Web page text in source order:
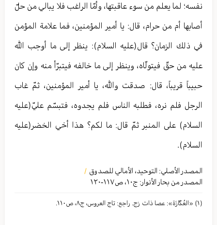
نفسه؛ لما يعلم من سوء عاقبتها، وأمّا الراغب فلا يبالي من حلّ
أصابها أم من حرام، قال: يا أمير المؤمنين، فما علامة المؤمن
في ذلك الزمان؟ قال(عليه السلام): ينظر إلى ما أوجب الله
عليه من حقّ فيتولّاه، وينظر إلى ما خالفه فيتبرّأ منه وإن كان
حبيباً قريباً، قال: صدقت والله، يا أمير المؤمنين، ثمّ غاب
الرجل فلم نره، فطلبه الناس فلم يجدوه، فتبسّم عليّ(عليه
السلام) على المنبر ثمّ قال: ما لكم؟ هذا أخي الخضر(عليه
السلام).
المصدر الأصلي: التوحيد، الأمالي للصدوق /
المصدر من بحار الأنوار: ج١٠، ص١١٧-١٢٠
(١) «العُكّازَة»: عصا ذات زج. راجع: تاج العروس، ج٨، ص١١٠.